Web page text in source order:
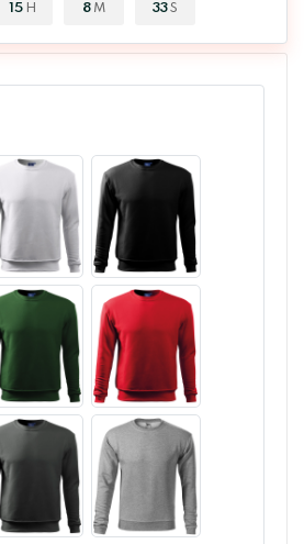
15 H 8 M 32 S